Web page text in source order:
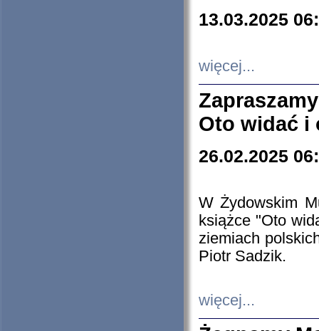
13.03.2025
więcej...
Oto widać i
26.02.2025
W Żydowskim
książce "Oto
ziemiach
Piotr Sadzik.
więcej...